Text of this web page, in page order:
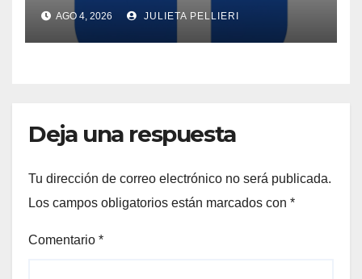
AGO 4, 2026 JULIETA PELLIERI
Deja una respuesta
Tu dirección de correo electrónico no será publicada.
Los campos obligatorios están marcados con *
Comentario *